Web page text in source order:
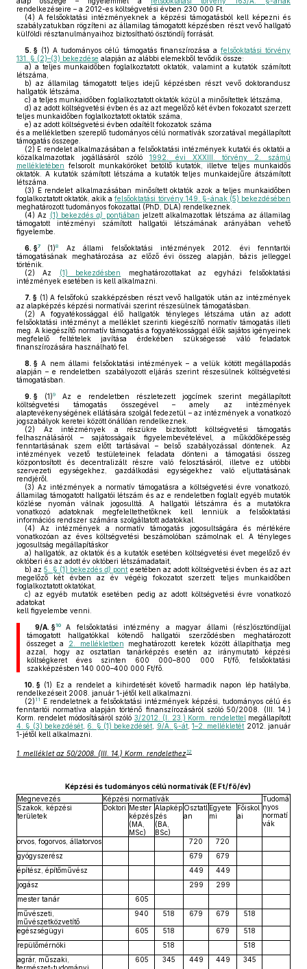
rendelkezéseire – a 2012-es költségvetési évben 230 000 Ft.
(4) A felsőoktatási intézményeknek a képzési támogatásból kell képezni és
szabályzatukban rögzíteni az államilag támogatott képzésben részt vevő hallgató
külföldi résztanulmányaihoz biztosítható ösztöndíj forrását.
5. § (1) A tudományos célú támogatás finanszírozása a felsőoktatási törvény
131. § (2)–(3) bekezdése alapján az alábbi elemekből tevődik össze:
a) a teljes munkaidőben foglalkoztatott oktatók, valamint a kutatók számított
létszáma,
b) az államilag támogatott teljes idejű képzésben részt vevő doktorandusz
hallgatók létszáma,
c) a teljes munkaidőben foglalkoztatott oktatók közül a minősítettek létszáma,
d) az adott költségvetési évben és az azt megelőző két évben fokozatot szerzett
teljes munkaidőben foglalkoztatott oktatók száma,
e) az adott költségvetési évben odaítélt fokozatok száma
és a mellékletben szereplő tudományos célú normatívák szorzatával megállapított
támogatás összege.
(2) E rendelet alkalmazásában a felsőoktatási intézmények kutatói és oktatói a
közalkalmazottak jogállásáról szóló 1992. évi XXXIII. törvény 2. számú
mellékletében felsorolt munkaköröket betöltő kutatók, illetve teljes munkaidős
oktatók. A kutatók számított létszáma a kutatók teljes munkaidejűre átszámított
létszáma.
(3) E rendelet alkalmazásában minősített oktatók azok a teljes munkaidőben
foglalkoztatott oktatók, akik afelsőoktatási törvény 149. §-ának (5) bekezdésében
meghatározott tudományos fokozattal (PhD, DLA) rendelkeznek.
(4) Az (1) bekezdésa) pontjában jelzett alkalmazottak létszáma az államilag
támogatott intézményi számított hallgatói létszámának arányában vehető
figyelembe.
6. §7 (1)8
Az állami felsőoktatási intézmények 2012. évi fenntartói
támogatásának meghatározása az előző évi összeg alapján, bázis jelleggel
történik.
(2) Az (1) bekezdésben
meghatározottakat az egyházi felsőoktatási
intézmények esetében is kell alkalmazni.
7. § (1) A felsőfokú szakképzésben részt vevő hallgatók után az intézmények
az alapképzés képzési normatívái szerint részesülnek támogatásban.
(2) A fogyatékossággal élő hallgatók tényleges létszáma után az adott
felsőoktatási intézményt a melléklet szerinti kiegészítő normatív támogatás illeti
meg. A kiegészítő normatív támogatás a fogyatékossággal élők sajátos igényeinek
megfelelő feltételek javítása érdekében szükségessé váló feladatok
finanszírozására használható fel.
8. § A nem állami felsőoktatási intézmények – a velük kötött megállapodás
alapján – e rendeletben szabályozott eljárás szerint részesülnek költségvetési
támogatásban.
9. § (1)9Az e rendeletben részletezett jogcímek szerint megállapított
költségvetési támogatás összegével – amely az intézmények
alaptevékenységének ellátására szolgál fedezetül – az intézmények a vonatkozó
jogszabályok keretei között önállóan rendelkeznek.
(2) Az intézmények a részükre biztosított költségvetési támogatás
felhasználásáról – sajátosságaik figyelembevételével, a működőképesség
fenntartásának szem előtt tartásával – belső szabályozással döntenek. Az
intézmények vezető testületeinek feladata dönteni a támogatási összeg
központosított és decentralizált részre való felosztásáról, illetve ez utóbbi
szervezeti egységekhez, gazdálkodási egységekhez való eljuttatásának
rendjéről.
(3) Az intézmények a normatív támogatásra a költségvetési évre vonatkozó,
államilag támogatott hallgatói létszám és az e rendeletben foglalt egyéb mutatók
közlése nyomán válnak jogosulttá. A hallgatói létszámra és a mutatókra
vonatkozó adatoknak megfeleltethetőknek kell lenniük a felsőoktatási
információs rendszer számára szolgáltatott adatokkal.
(4) Az intézmények a normatív támogatás jogosultságára és mértékére
vonatkozóan az éves költségvetési beszámolóban számolnak el. A tényleges
jogosultság megállapításkor
a) hallgatók, az oktatók és a kutatók esetében költségvetési évet megelőző év
októberi és az adott év októberi létszámadatait,
b) az5. § (1) bekezdésd) pont esetében az adott költségvetési évben és az azt
megelőző két évben az év végéig fokozatot szerzett teljes munkaidőben
foglalkoztatott oktatókat,
c) az egyéb mutatók esetében pedig az adott költségvetési évre vonatkozó
adatokat
kell figyelembe venni.
9/A. §10
A felsőoktatási intézmény a magyar állami (rész)ösztöndíjjal
támogatott hallgatókkal kötendő hallgatói szerződésben meghatározott
összeget a 2. mellékletben meghatározott keretek között állapíthatja meg
azzal, hogy az osztatlan tanárképzés esetén az iránymutató képzési
költségkeret éves szinten 600 000–800 000 Ft/fő, felsőoktatási
szakképzésben 140 000–400 000 Ft/fő.
10. § (1)
Ez a rendelet a kihirdetését követő harmadik napon lép hatályba,
rendelkezéseit 2008. január 1-jétől kell alkalmazni.
(2) 11
E rendeletnek a felsőoktatási intézmények képzési, tudományos célú és
fenntartói normatíva alapján történő finanszírozásáról szóló 50/2008. (III. 14.)
Korm. rendelet módosításáról szóló 3/2012. (I. 23.) Korm. rendelettel megállapított
4. § (3) bekezdését, 6. § (1) bekezdését 9/A. §-át,1–2. mellékletét 2012. január
1-jétől kell alkalmazni.
1. melléklet az 50/2008. (III. 14.) Korm. rendelethez12
Képzési és tudományos célú normatívák (E Ft/fő/év)
Megnevezés
Képzési normatívák
Tudomá
nyos
normatí
vák
Szakok, képzési
területek
Doktori Mester
képzés
(MA,
MSc)
Alapkép
zés
(BA,
BSc)
Osztatl
an
Egyete
mi
Főiskol
ai
orvos, fogorvos, állatorvos 720
720
gyógyszerész
679
679
építész, építőművész
449
449
jogász
299
299
mester tanár
605
művészeti,
művészetközvetítő
940 518 679 679 518
egészségügyi 605 518 679
518
repülőmérnöki
518
518
agrár, műszaki,
605 345 449 449 345